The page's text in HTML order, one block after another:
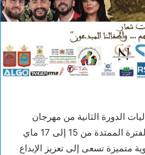
الدورة الثانية من مهرجان
“صُنّاع المستقبل”، وذلك خلال الفترة الممتدة من 15 إلى 17 ماي
متميزة تسعى إلى تعزيز الإبداع